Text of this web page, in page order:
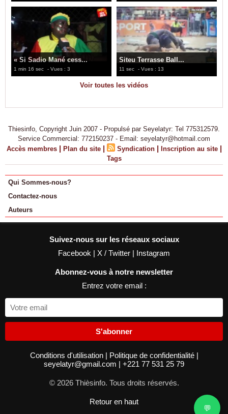
« Si Sadio Mané cess...
1 min 16 sec - Vues : 3
Siteu Terrasse Ball...
11 sec - Vues : 13
Voir toutes les vidéos
Thiesinfo, Copyright Juin 2007 - Propulsé par Seyelatyr: Tel 775312579.
Service Commercial: 772150237 - Email: seyelatyr@hotmail.com
Accès membres | Plan du site | Syndication | Inscription au site |
Tags
Qui Sommes-nous?
Contactez-nous
Auteurs
Suivez-nous sur les réseaux sociaux
Facebook | X / Twitter | Instagram
Abonnez-vous à notre newsletter
Entrez votre email :
S'abonner
Conditions d'utilisation | Politique de confidentialité |
seyelatyr@gmail.com | +221 77 531 25 79
© 2026 Thièsinfo. Tous droits réservés.
Retour en haut
💬